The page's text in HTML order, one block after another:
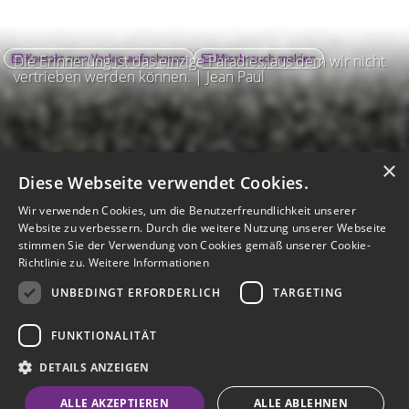
Die Erinnerung ist das einzige Paradies, aus dem wir nicht
vertrieben werden können. | Jean Paul
Kontakt zum Verlag aufnehmen Missbrauch melden
Barrierefreiheit
Barriere melden
c
m
K
Kontrastmodus aktivieren
Hilfe
eigenes Gedenkportal erstellen
Vertrag widerrufen
×
Diese Webseite verwendet Cookies.
Wir verwenden Cookies, um die Benutzerfreundlichkeit unserer
Website zu verbessern. Durch die weitere Nutzung unserer Webseite
stimmen Sie der Verwendung von Cookies gemäß unserer Cookie-
Richtlinie zu. Weitere Informationen
UNBEDINGT ERFORDERLICH
TARGETING
FUNKTIONALITÄT
DETAILS ANZEIGEN
ALLE AKZEPTIEREN ALLE ABLEHNEN